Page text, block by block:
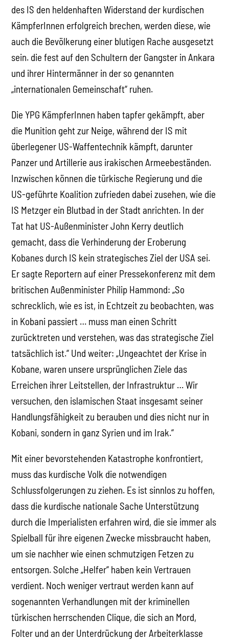
des IS den heldenhaften Widerstand der kurdischen
KämpferInnen erfolgreich brechen, werden diese, wie
auch die Bevölkerung einer blutigen Rache ausgesetzt
sein. die fest auf den Schultern der Gangster in Ankara
und ihrer Hintermänner in der so genannten
„internationalen Gemeinschaft“ ruhen.
Die YPG KämpferInnen haben tapfer gekämpft, aber
die Munition geht zur Neige, während der IS mit
überlegener US-Waffentechnik kämpft, darunter
Panzer und Artillerie aus irakischen Armeebeständen.
Inzwischen können die türkische Regierung und die
US-geführte Koalition zufrieden dabei zusehen, wie die
IS Metzger ein Blutbad in der Stadt anrichten. In der
Tat hat US-Außenminister John Kerry deutlich
gemacht, dass die Verhinderung der Eroberung
Kobanes durch IS kein strategisches Ziel der USA sei.
Er sagte Reportern auf einer Pressekonferenz mit dem
britischen Außenminister Philip Hammond: „So
schrecklich, wie es ist, in Echtzeit zu beobachten, was
in Kobani passiert … muss man einen Schritt
zurücktreten und verstehen, was das strategische Ziel
tatsächlich ist.“ Und weiter: „Ungeachtet der Krise in
Kobane, waren unsere ursprünglichen Ziele das
Erreichen ihrer Leitstellen, der Infrastruktur … Wir
versuchen, den islamischen Staat insgesamt seiner
Handlungsfähigkeit zu berauben und dies nicht nur in
Kobani, sondern in ganz Syrien und im Irak.“
Mit einer bevorstehenden Katastrophe konfrontiert,
muss das kurdische Volk die notwendigen
Schlussfolgerungen zu ziehen. Es ist sinnlos zu hoffen,
dass die kurdische nationale Sache Unterstützung
durch die Imperialisten erfahren wird, die sie immer als
Spielball für ihre eigenen Zwecke missbraucht haben,
um sie nachher wie einen schmutzigen Fetzen zu
entsorgen. Solche „Helfer“ haben kein Vertrauen
verdient. Noch weniger vertraut werden kann auf
sogenannten Verhandlungen mit der kriminellen
türkischen herrschenden Clique, die sich an Mord,
Folter und an der Unterdrückung der Arbeiterklasse